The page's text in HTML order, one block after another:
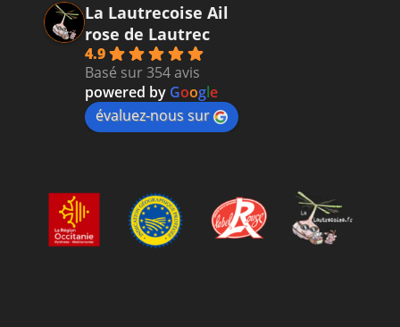
La Lautrecoise Ail
rose de Lautrec
4.9
Basé sur 354 avis
powered by Google
évaluez-nous sur